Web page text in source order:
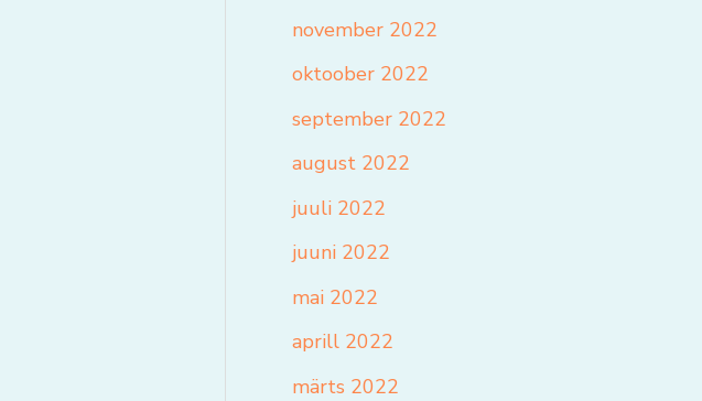
november 2022
oktoober 2022
september 2022
august 2022
juuli 2022
juuni 2022
mai 2022
aprill 2022
märts 2022